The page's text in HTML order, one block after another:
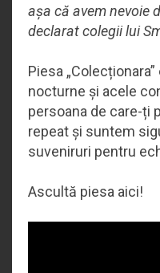
așa că avem nevoie
declarat colegii lui
Piesa
nocturne și acele
persoana de care-ți
repeat și suntem
suveniruri pentru
Ascultă piesa aici!